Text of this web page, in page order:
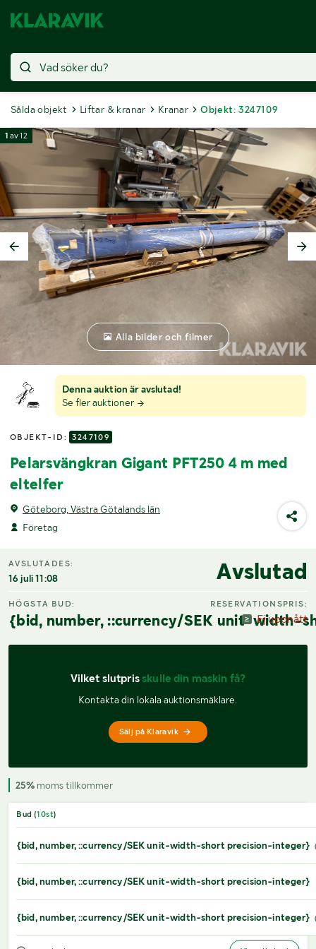
Sålda objekt Liftar & kranar Kranar Objekt: 3247109
Denna auktion är avslutad!
Se fler auktioner
OBJEKT-ID: 3247109
Pelarsvängkran Gigant PFT250 4 m med
eltelfer
Göteborg, Västra Götalands län
Företag
1 av12
Alla bilder och filmer
AVSLUTADES:
16 juli 11:08 Avslutad
HÖGSTA BUD:
{bid, number, ::currency/SEK unit-width-
RESERVATIONSPRIS:
Ej uppnått
Vilket slutpris skulle din maskin få?
Kontakta din lokala auktionsmäklare.
Sälj på Klaravik
25% moms tillkommer
Bud (10st)
{bid, number, ::currency/SEK unit-width-short precision-integer}
{bid, number, ::currency/SEK unit-width-short precision-integer}
{bid, number, ::currency/SEK unit-width-short precision-integer}